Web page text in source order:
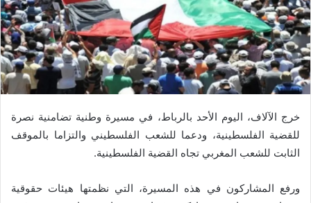
خرج الآلاف، اليوم الأحد بالرباط، في مسيرة وطنية تضامنية نصرة
للقضية الفلسطينية، ودعما للشعب الفلسطيني والتزاما بالموقف
الثابت للشعب المغربي تجاه القضية الفلسطينية.
ورفع المشاركون في هذه المسيرة، التي نظمتها هيئات حقوقية